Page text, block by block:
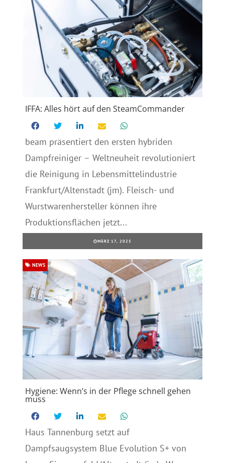
IFFA: Alles hört auf den SteamCommander
beam präsentiert den ersten hybriden
Dampfreiniger – Weltneuheit revolutioniert
die Reinigung in Lebensmittelindustrie
Frankfurt/Altenstadt (jm). Fleisch- und
Wurstwarenhersteller können ihre
Produktionsflächen jetzt...
MÄRZ 17, 2025
Hygiene: Wenn’s in der Pflege schnell gehen
muss
NEWS
Haus Tannenburg setzt auf
Dampfsaugsystem Blue Evolution S+ von